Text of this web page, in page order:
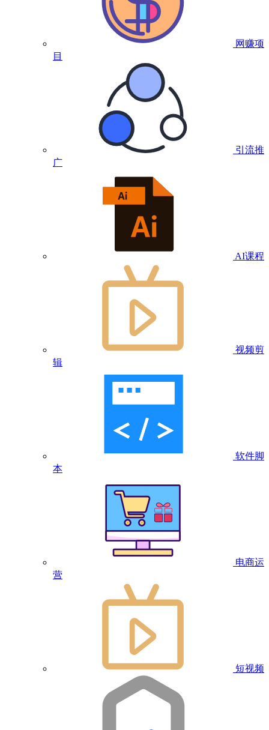
网赚项
目
引流推
广
AI课程
视频剪
辑
软件脚
本
电商运
营
短视频